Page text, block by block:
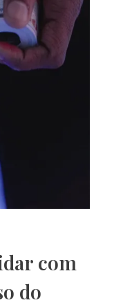
com
do